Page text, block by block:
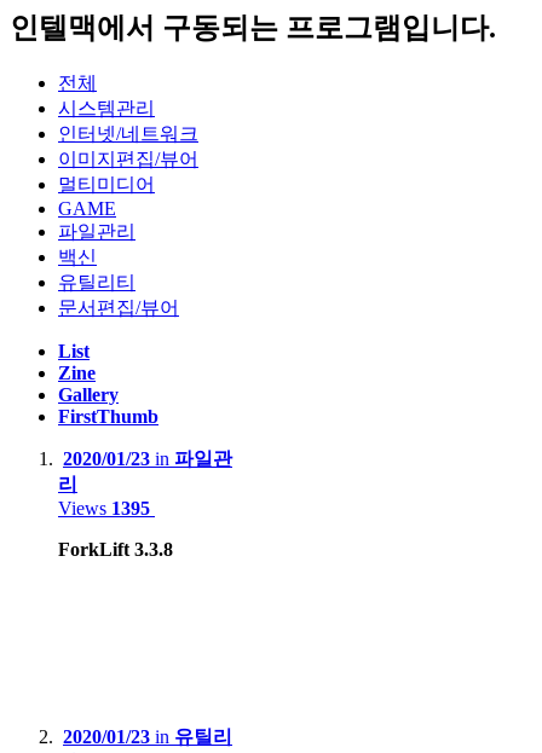
NVIDIA RTX3060 laptop)
Apple Macbook Air 2011 Mid( i5-2467M, A1370)
Server :
Dell PowerEdge R420(Intel XEON E5-2407)
Dell PowerEdge R710(Intel XEON E5620 x2, 32GB)
HP Proliant Microserver Gen8(Intel XEON E3-1230V2)
NAS :
Synology.DS218+
BUFFALO LinkStation Live LS-XL/E
Smartphone :
인텔맥에서 구동되는 프로그램입니다.
전체
시스템관리
인터넷/네트워크
이미지편집/뷰어
멀티미디어
GAME
파일관리
백신
유틸리티
문서편집/뷰어
List
Zine
Gallery
FirstThumb
2020/01/23 in 파일관
리
Views 1395
ForkLift 3.3.8
2020/01/23 in 유틸리